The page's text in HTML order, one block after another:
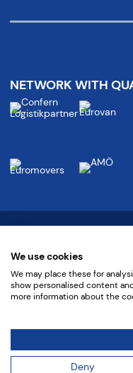
NETWORK WITH
GTCs•Privacy Policy
We use cookies
We may place these for
show personalised content
more information about the
Deny